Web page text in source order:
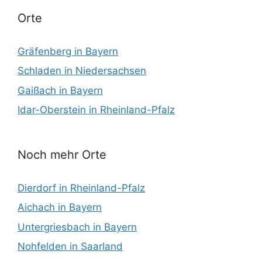
Orte
Gräfenberg in Bayern
Schladen in Niedersachsen
Gaißach in Bayern
Idar-Oberstein in Rheinland-Pfalz
Noch mehr Orte
Dierdorf in Rheinland-Pfalz
Aichach in Bayern
Untergriesbach in Bayern
Nohfelden in Saarland